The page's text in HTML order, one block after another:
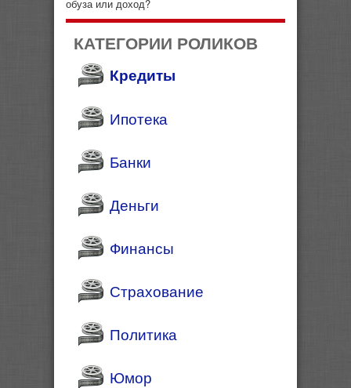
обуза или доход?
КАТЕГОРИИ РОЛИКОВ
Кредиты
Ипотека
Банки
Деньги
Финансы
Страхование
Политика
Юмор